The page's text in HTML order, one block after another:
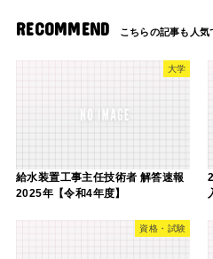
RECOMMEND
大学
給水装置工事主任技術者 解答速報
2025年【令和4年度】
資格・試験